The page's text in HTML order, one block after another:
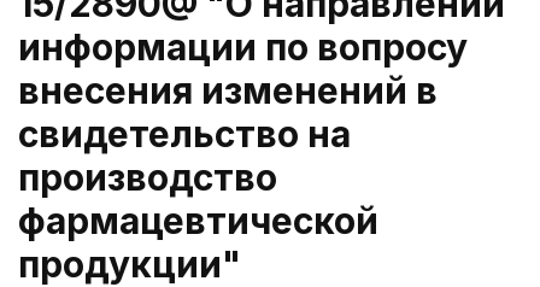
информации по вопросу
внесения изменений в
свидетельство на
производство
фармацевтической
продукции"